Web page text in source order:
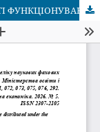
НАПРЯМИ ПІДВИЩЕННЯ ЕФЕКТИВНОСТІ ФУНКЦІОНУВАННЯ ТУРИСТИЧНОГО КОМПЛЕКСУ РЕГІОНІВ УКРАЇНИ В УМОВАХ ЦИФРОВІЗАЦІЇ